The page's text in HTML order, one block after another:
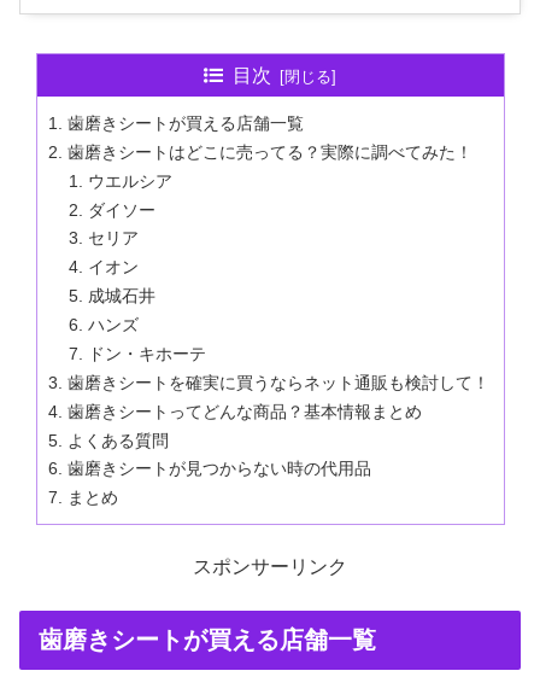
目次
歯磨きシートが買える店舗一覧
歯磨きシートはどこに売ってる？実際に調べてみた！
ウエルシア
ダイソー
セリア
イオン
成城石井
ハンズ
ドン・キホーテ
歯磨きシートを確実に買うならネット通販も検討して！
歯磨きシートってどんな商品？基本情報まとめ
よくある質問
歯磨きシートが見つからない時の代用品
まとめ
スポンサーリンク
歯磨きシートが買える店舗一覧